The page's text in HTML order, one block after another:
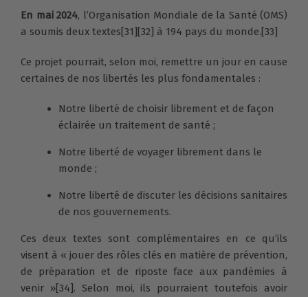
En mai 2024, l’Organisation Mondiale de la Santé (OMS)
a soumis deux textes[31][32] à 194 pays du monde.[33]
Ce projet pourrait, selon moi, remettre un jour en cause
certaines de nos libertés les plus fondamentales :
Notre liberté de choisir librement et de façon
éclairée un traitement de santé ;
Notre liberté de voyager librement dans le
monde ;
Notre liberté de discuter les décisions sanitaires
de nos gouvernements.
Ces deux textes sont complémentaires en ce qu’ils
visent à « jouer des rôles clés en matière de prévention,
de préparation et de riposte face aux pandémies à
venir »[34]. Selon moi, ils pourraient toutefois avoir